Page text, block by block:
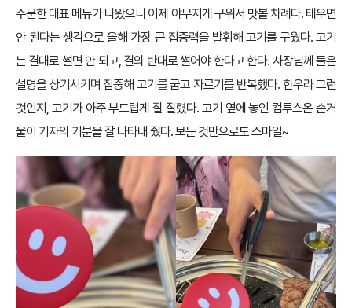
주문한 대표 메뉴가 나왔으니 이제 야무지게 구워서 맛볼 차례다. 태우면
안 된다는 생각으로 올해 가장 큰 집중력을 발휘해 고기를 구웠다. 고기
는 결대로 썰면 안 되고, 결의 반대로 썰어야 한다고 한다. 사장님께 들은
설명을 상기시키며 집중해 고기를 굽고 자르기를 반복했다. 한우라 그런
것인지, 고기가 아주 부드럽게 잘 잘렸다. 고기 옆에 놓인 컴투스온 손거
울이 기자의 기분을 잘 나타내 줬다. 보는 것만으로도 스마일~